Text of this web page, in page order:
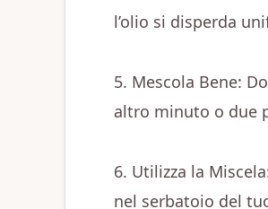
l’olio si disperda
5. Mescola Bene:
altro minuto o due
6. Utilizza la
nel serbatoio del